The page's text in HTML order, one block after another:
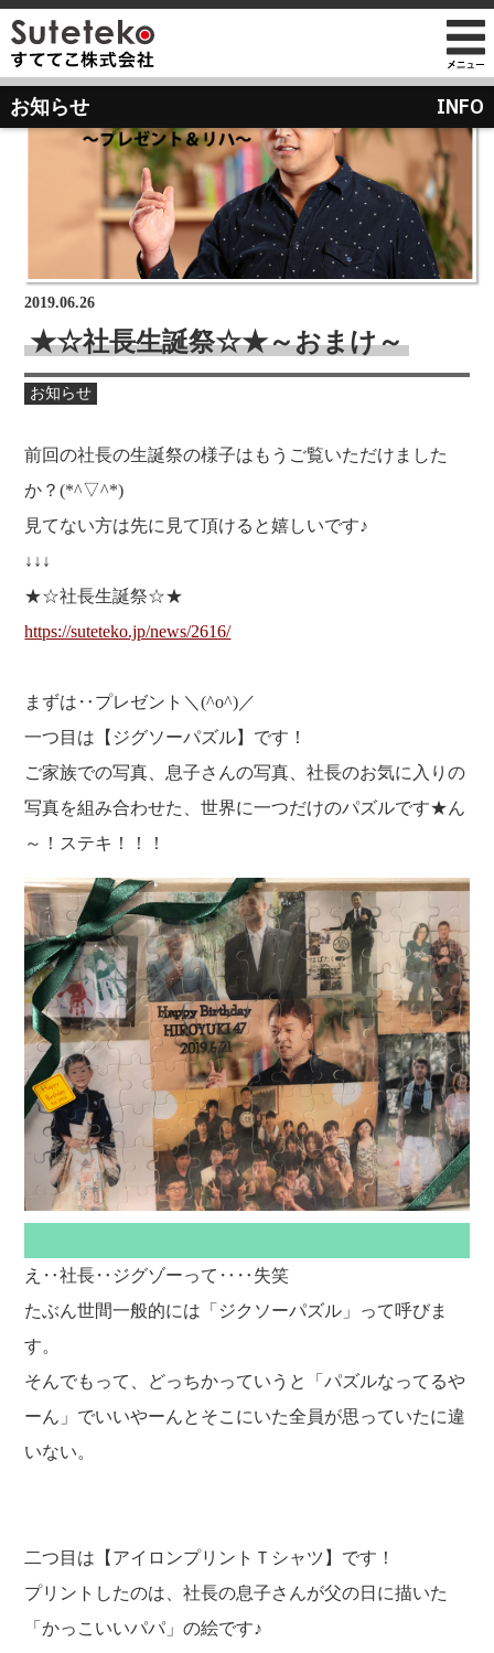
会社のこれまでとこれから
講演の依頼について
M&Aのご提案について
店舗のご案内
経営理念と使命
組織図
沿革
経営方針
過去の経営方針
取り組み
通販事業
自社PB製造販売事業
地域向け学生服販売
お知らせ
受賞歴
ガイドブックで見るすててこ
Corporate philosophy
History
Retail business
Wholesale
Seeking new supplier
公司概要
企业理念
沿革
自有品牌产品
批发的
募集制造公司
お知らせ INFO
2019.06.26
★☆社長生誕祭☆★～おまけ～
お知らせ
前回の社長の生誕祭の様子はもうご覧いただけました
か？(*^▽^*)
見てない方は先に見て頂けると嬉しいです♪
↓↓↓
★☆社長生誕祭☆★
https://suteteko.jp/news/2616/
まずは‥プレゼント＼(^o^)／
一つ目は【ジグソーパズル】です！
ご家族での写真、息子さんの写真、社長のお気に入りの
写真を組み合わせた、世界に一つだけのパズルです★ん
～！ステキ！！！
え‥社長‥ジグゾーって‥‥失笑
たぶん世間一般的には「ジクソーパズル」って呼びま
す。
そんでもって、どっちかっていうと「パズルなってるや
ーん」でいいやーんとそこにいた全員が思っていたに違
いない。
二つ目は【アイロンプリントＴシャツ】です！
プリントしたのは、社長の息子さんが父の日に描いた
「かっこいいパパ」の絵です♪